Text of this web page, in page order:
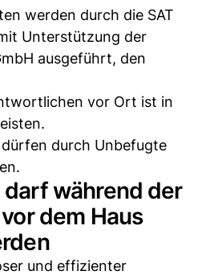
werden durch die SAT
Unterstützung der
ausgeführt, den
vor Ort ist in
durch Unbefugte
darf während der
dem Haus
und effizienter